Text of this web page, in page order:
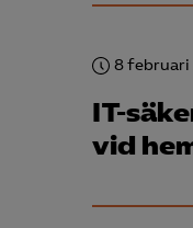
8 februari
IT-
vid